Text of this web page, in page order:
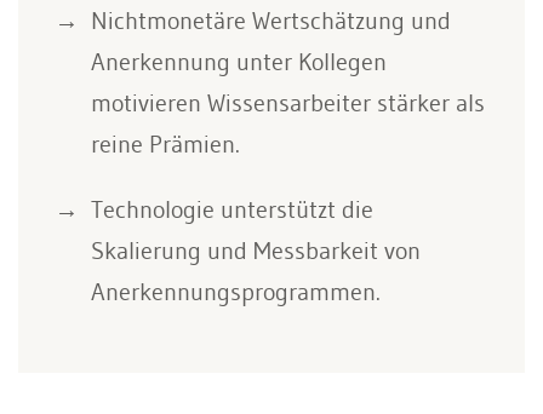
Nichtmonetäre Wertschätzung und
Anerkennung unter Kollegen
motivieren Wissensarbeiter stärker als
reine Prämien.
Technologie unterstützt die
Skalierung und Messbarkeit von
Anerkennungsprogrammen.